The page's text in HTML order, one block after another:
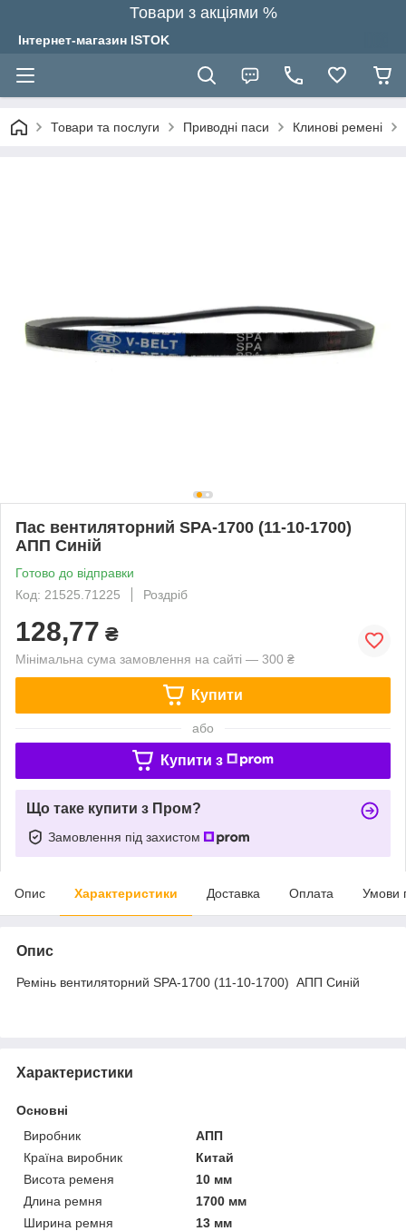
Товари з акціями %
Інтернет-магазин ISTOK
Товари та послуги Приводні паси Клинові ремені
Пас вентиляторний SPA-1700 (11-10-1700)
АПП Синій
Готово до відправки
Код: 21525.71225
Роздріб
128,77 ₴
Мінімальна сума замовлення на сайті — 300 ₴
Купити
або
Купити з
Що таке купити з Пром?
Замовлення під захистом
Опис Характеристики Доставка Оплата Умови
Опис
Ремінь вентиляторний SPA-1700 (11-10-1700) АПП Синій
Характеристики
Основні
Виробник
АПП
Країна виробник
Китай
Висота ременя
10 мм
Длина ремня
1700 мм
Ширина ремня
13 мм